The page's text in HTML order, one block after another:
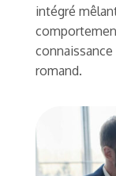
intégré
romand.